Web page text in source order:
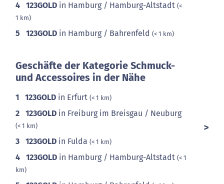
4 123GOLD in Hamburg / Hamburg-Altstadt (<
1 km)
5 123GOLD in Hamburg / Bahrenfeld (< 1 km)
Geschäfte der Kategorie Schmuck-
und Accessoires in der Nähe
1 123GOLD in Erfurt (< 1 km)
2 123GOLD in Freiburg im Breisgau / Neuburg
(< 1 km)
3 123GOLD in Fulda (< 1 km)
4 123GOLD in Hamburg / Hamburg-Altstadt (< 1
km)